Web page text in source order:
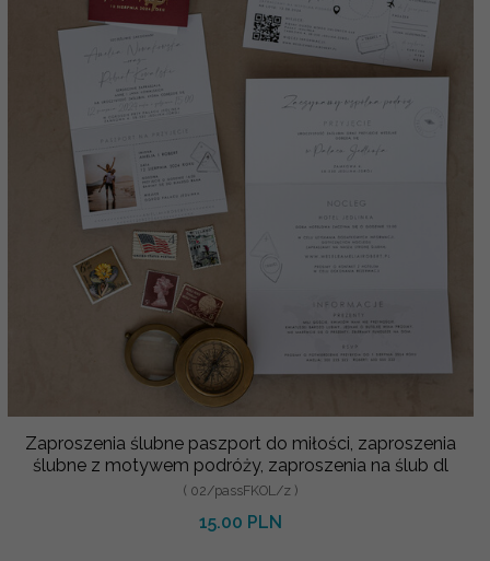
Zaproszenia ślubne paszport do miłości, zaproszenia
ślubne z motywem podróży, zaproszenia na ślub dl
( 02/passFKOL/z )
15.00 PLN